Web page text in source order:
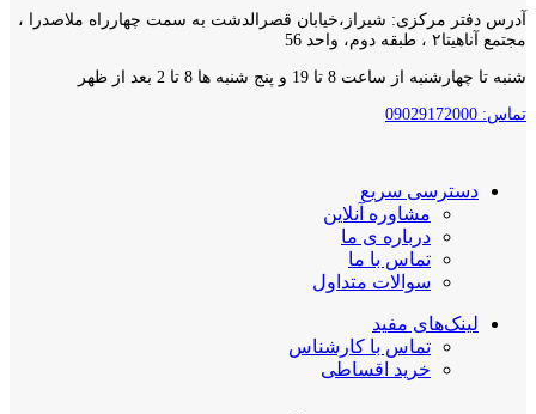
آدرس دفتر مرکزی: شیراز،خیابان قصرالدشت به سمت چهارراه ملاصدرا ،
مجتمع آناهیتا۲ ، طبقه دوم، واحد 56
شنبه تا چهارشنبه از ساعت 8 تا 19 و پنج شنبه ها 8 تا 2 بعد از ظهر
تماس: 09029172000
دسترسی سریع
مشاوره آنلاین
درباره ی ما
تماس با ما
سوالات متداول
لینک‌های مفید
تماس با کارشناس
خرید اقساطی